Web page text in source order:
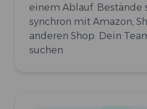
einem Ablauf. Bestände
synchron mit Amazon,
anderen Shop. Dein
suchen.